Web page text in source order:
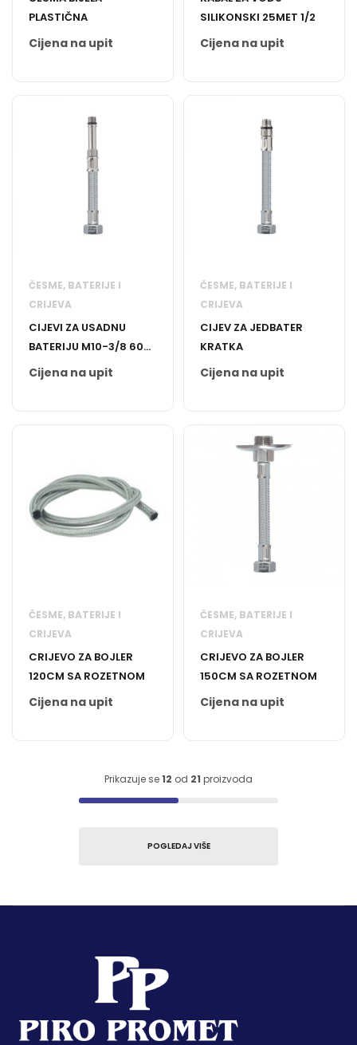
PLASTIČNA
Cijena na upit
SILIKONSKI 25MET 1/2
Cijena na upit
ČESME, BATERIJE I
CRIJEVA
CIJEVI ZA USADNU
BATERIJU M10-3/8 60
KRAĆE
Cijena na upit
ČESME, BATERIJE I
CRIJEVA
CIJEV ZA JEDBATER
KRATKA
Cijena na upit
ČESME, BATERIJE I
CRIJEVA
CRIJEVO ZA BOJLER
120CM SA ROZETNOM
Cijena na upit
ČESME, BATERIJE I
CRIJEVA
CRIJEVO ZA BOJLER
150CM SA ROZETNOM
Cijena na upit
Prikazuje se12 od 21 proizvoda
POGLEDAJ VIŠE